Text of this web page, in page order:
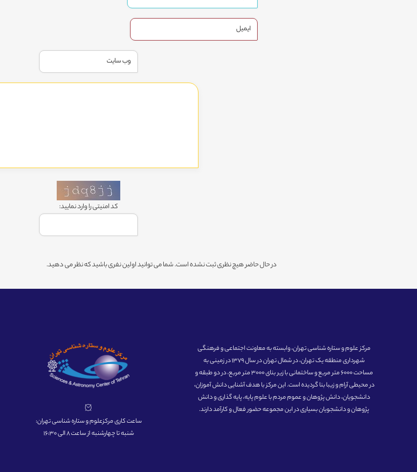
کد امنیتی را وارد نمایید:
در حال حاضر هیچ نظری ثبت نشده است. شما می توانید اولین نفری باشید که نظر می دهید.
مرکز علوم و ستاره شناسی تهران، وابسته به معاونت اجتماعی و فرهنگی
شهرداری منطقه یک تهران، در شمال تهران در سال 1379 در زمینی به
مساحت 6000 متر مربع و ساختمانی با زیر بنای 3000 متر مربع، در دو طبقه و
در محیطی آرام و زیبا بنا گردیده است. این مرکز با هدف آشنایی دانش آموزان،
دانشجویان، دانش پژوهان و عموم مردم با علوم پایه، پایه گذاری و دانش
پژوهان و دانشجویان بسیاری در این مجموعه حضور فعال و کارآمد دارند.
ساعت کاری مرکزعلوم و ستاره شناسی تهران:
شنبه تا چهارشنبه از ساعت 8 الی 16:30